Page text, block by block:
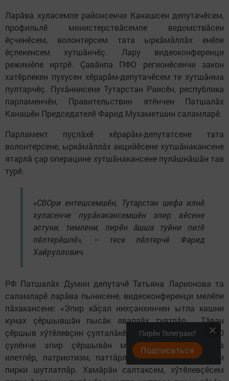
Ларăва хуласемпе районсенчи Канашсен депутачӗсем,
профильлӗ министерствăсемпе ведомствăсен
ӗçченӗсем, волонтерсем тата ыркăмăллăх енӗпе
ӗçлекенсем хутшăнчӗç. Лару видеоконференци
режимӗпе иртрӗ. Çавăнпа ПФО регионӗсенчи закон
хатӗрлекен пухусен хӗрарăм-депутачӗсем те хутшăнма
пултарчӗç. Пухăннисене Тутарстан Раисӗн, республика
парламенчӗн, Правительствин ятӗнчен Патшалăх
Канашӗн Председателӗ Фарид Мухаметшин саламларӗ.
Парламент пуçлăхӗ хӗрарăм-депутатсене тата
волонтерсене, ыркăмăллăх акцийӗсене хутшăнакансене
ятарлă çар операцине хутшăнакансене пулăшнăшăн тав
турӗ.
«СВОри ентешсемшӗн, Тутарстан шефа илнӗ
хуласенче пурăнакансемшӗн эпир вӗсене
астуни, тимлени, пирӗн ăшша туйни питӗ
пӗлтерӗшлӗ», – тесе пӗлтерчӗ Фарид
Хайруллович.
РФ Патшалăх Думин депутачӗ Татьяна Ларионова та
саламларӗ ларăва пынисене, видеоконференци мелӗпе
пăхакансене: «Эпир кăçал нихçанхинчен ытла кашни
кунах çӗршывшăн пысăк яваплăх туятпăр. Тăван
çӗршыв хӳтӗлевçин çулталăкӗнче, Аслă Çӗнтерӗвӗн 80
çулӗнче эпир çӗршывăн мухтавлă йăлисене аса
илетпӗр, патриотизм, паттăрлăх ăруран ăрăва куçни
пирки шутлатпăр. Хамăрăн салтаксем, хӳтӗлевçӗсем
Пирӗн Телеграм?
Подписаться